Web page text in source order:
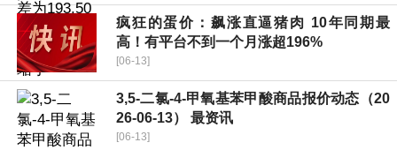
疯狂的蛋价：飙涨直逼猪肉 10年同期最
高！有平台不到一个月涨超196%
[06-13]
3,5-二氯-4-甲氧基苯甲酸商品报价动态（20
26-06-13） 最资讯
[06-13]